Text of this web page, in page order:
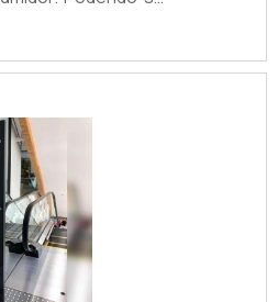
disposto acima da
uma loja, com
relacionados a
um prédio
o produto atua
com grande
Fachada de casas
outros.Uma ún.